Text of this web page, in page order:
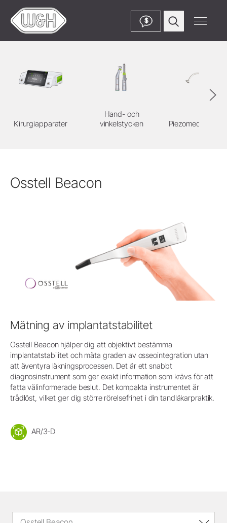
$
Kirurgiapparater
Hand- och
vinkelstycken
Piezomed
Osstell Beacon
Mätning av implantatstabilitet
Osstell Beacon hjälper dig att objektivt bestämma
implantatstabilitet och mäta graden av osseointegration utan
att äventyra läkningsprocessen. Det är ett snabbt
diagnosinstrument som ger exakt information som krävs för att
fatta välinformerade beslut. Det kompakta instrumentet är
trådlöst, vilket ger dig större rörelsefrihet i din tandläkarpraktik.
AR/3-D